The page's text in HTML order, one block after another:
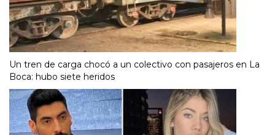
Un tren de carga chocó a un colectivo con pasajeros en La
Boca: hubo siete heridos